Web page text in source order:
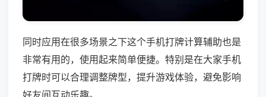
同时应用在很多场景之下这个手机打牌计算辅助也是
非常有用的，使用起来简单便捷。特别是在大家手机
打牌时可以合理调整牌型，提升游戏体验，避免影响